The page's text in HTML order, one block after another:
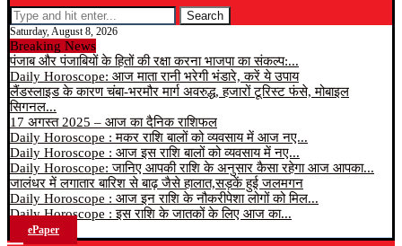
Search
Saturday, August 8, 2026
Breaking News
पंजाब और पंजाबियों के हितों की रक्षा करना भाजपा का संकल्प:...
Daily Horoscope: आज माता रानी भरेगी भंडारे, करें ये उपाय
लैंडस्लाइड के कारण चंबा-भरमौर मार्ग अवरुद्ध, हजारों टूरिस्ट फंसे, मोबाइल
सिगनल...
17 अगस्त 2025 – आज का दैनिक राशिफल
Daily Horoscope : मकर राशि बालों को व्यवसाय में आज नए...
Daily Horoscope : आज इस राशि बालों को व्यवसाय में नए...
Daily Horoscope: जानिए आपकी राशि के अनुसार कैसा रहेगा आज आपका...
जालंधर में लगातार बारिश से बाढ़ जैसे हालात,सड़कें हुई जलमगन
Daily Horoscope : आज इन राशि के नौकरीपेशा लोगों को मिल...
Daily Horoscope : इस राशि के जातकों के लिए आज का...
ePaper